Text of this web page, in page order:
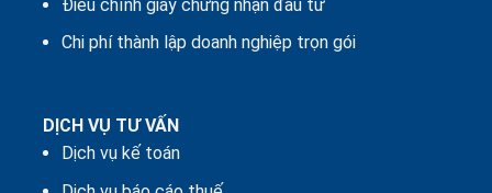
Điều chỉnh giấy chứng nhận đầu tư
Chi phí thành lập doanh nghiệp trọn gói
DỊCH VỤ TƯ VẤN
Dịch vụ kế toán